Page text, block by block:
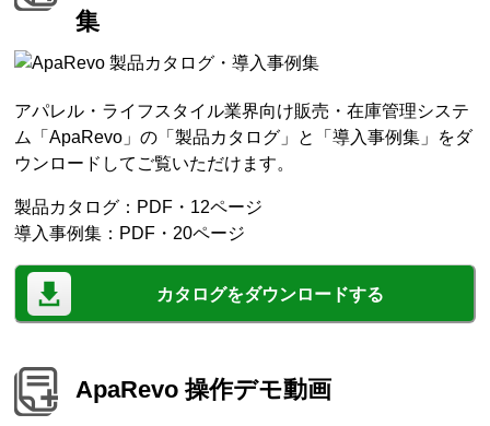
集
アパレル・ライフスタイル業界向け販売・在庫管理システ
ム「ApaRevo」の「製品カタログ」と「導入事例集」をダ
ウンロードしてご覧いただけます。
製品カタログ：PDF・12ページ
導入事例集：PDF・20ページ
カタログをダウンロードする
ApaRevo 操作デモ動画